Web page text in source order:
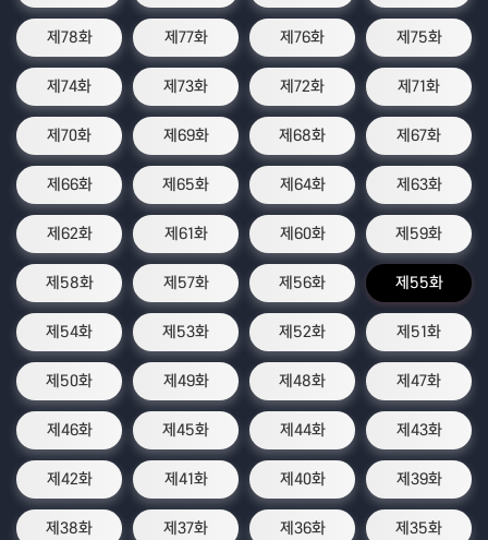
제78화 제77화 제76화 제75화
제74화 제73화 제72화 제71화
제70화 제69화 제68화 제67화
제66화 제65화 제64화 제63화
제62화 제61화 제60화 제59화
제58화 제57화 제56화 제55화
제54화 제53화 제52화 제51화
제50화 제49화 제48화 제47화
제46화 제45화 제44화 제43화
제42화 제41화 제40화 제39화
제38화 제37화 제36화 제35화